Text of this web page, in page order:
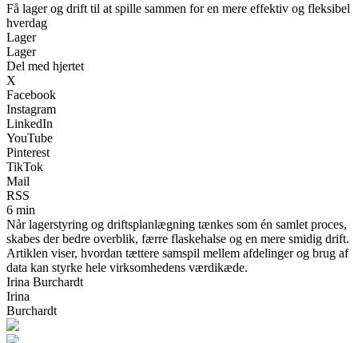
Få lager og drift til at spille sammen for en mere effektiv og fleksibel
hverdag
Lager
Lager
Del med hjertet
X
Facebook
Instagram
LinkedIn
YouTube
Pinterest
TikTok
Mail
RSS
6 min
Når lagerstyring og driftsplanlægning tænkes som én samlet proces,
skabes der bedre overblik, færre flaskehalse og en mere smidig drift.
Artiklen viser, hvordan tættere samspil mellem afdelinger og brug af
data kan styrke hele virksomhedens værdikæde.
Irina Burchardt
Irina
Burchardt